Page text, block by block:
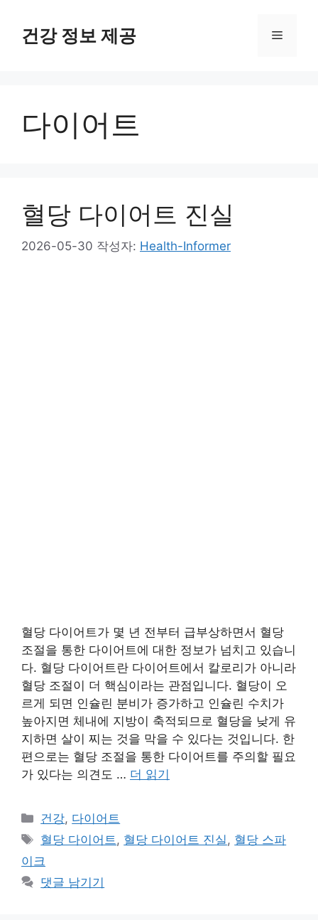
건강 정보 제공 메
다이어트
혈당 다이어트 진실
2026-05-30 작성자: Health-Informer
혈당 다이어트가 몇 년 전부터 급부상하면서 혈당
조절을 통한 다이어트에 대한 정보가 넘치고 있습니
다. 혈당 다이어트란 다이어트에서 칼로리가 아니라
혈당 조절이 더 핵심이라는 관점입니다. 혈당이 오
르게 되면 인슐린 분비가 증가하고 인슐린 수치가
높아지면 체내에 지방이 축적되므로 혈당을 낮게 유
지하면 살이 찌는 것을 막을 수 있다는 것입니다. 한
편으로는 혈당 조절을 통한 다이어트를 주의할 필요
가 있다는 의견도 … 더 읽기
카
테
리
건강, 다이어트
태
그
혈당 다이어트 , 혈당 다이어트 진실 , 혈당 스파
이크
댓글 남기기